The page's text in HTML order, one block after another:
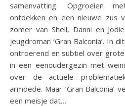
samenvatting: Opgroeien
ontdekken en een nieuwe zus
zomer van Shell, Danni en
jeugdroman ‘Gran Balconia’. In
ontroerend en subtiel over grote
in een eenoudergezin met
over de actuele
armoede. Maar ‘Gran Balconia’
een meisje dat…